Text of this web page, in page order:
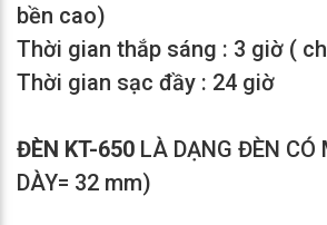
bền cao)
Thời gian thắp sáng : 3 giờ (
Thời gian sạc đầy : 24 giờ
ĐÈN KT-650 LÀ DẠNG ĐÈN
DÀY= 32 mm)